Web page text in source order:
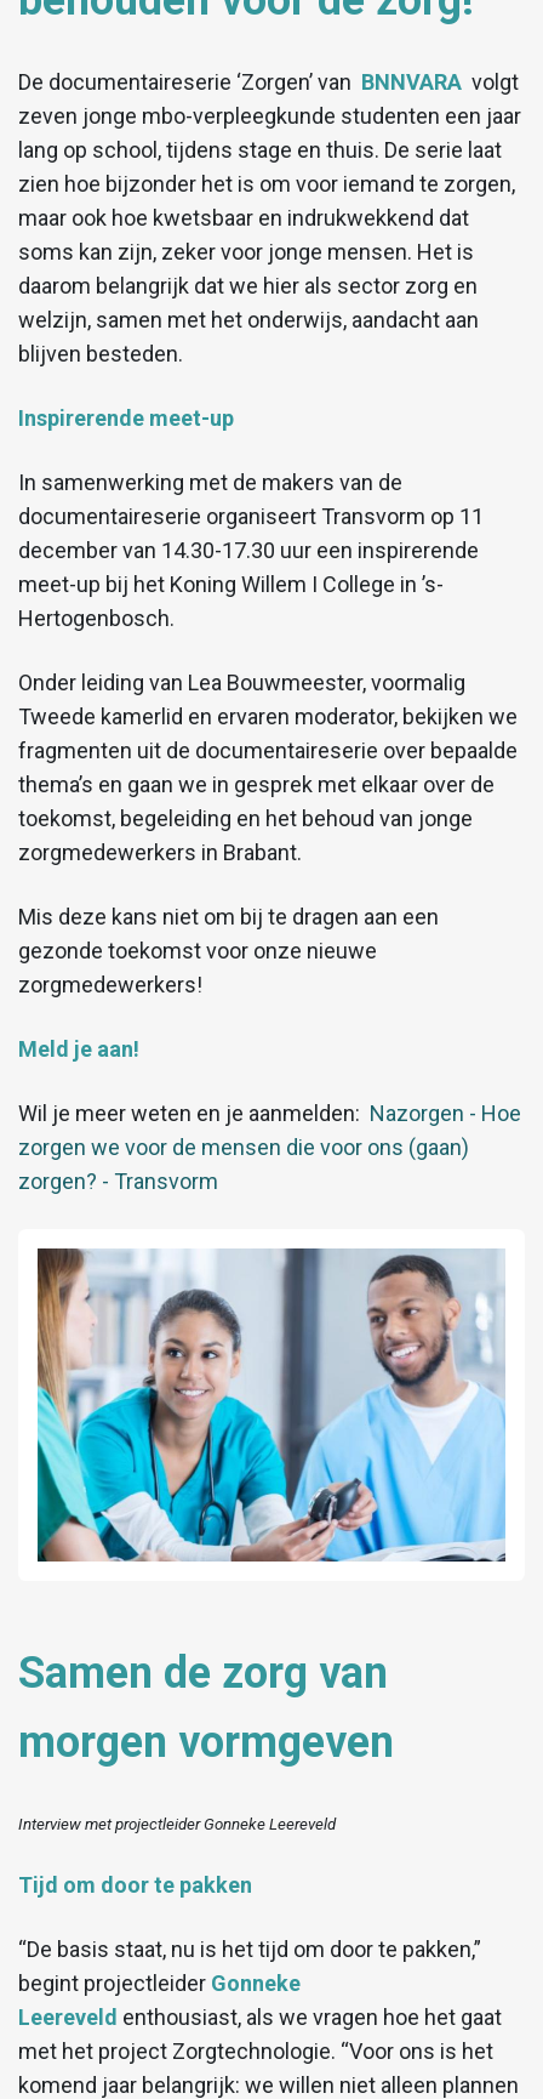
De documentaireserie ‘Zorgen’ van BNNVARA volgt
zeven jonge mbo-verpleegkunde studenten een jaar
lang op school, tijdens stage en thuis. De serie laat
zien hoe bijzonder het is om voor iemand te zorgen,
maar ook hoe kwetsbaar en indrukwekkend dat
soms kan zijn, zeker voor jonge mensen. Het is
daarom belangrijk dat we hier als sector zorg en
welzijn, samen met het onderwijs, aandacht aan
blijven besteden.
Inspirerende meet-up
In samenwerking met de makers van de
documentaireserie organiseert Transvorm op 11
december van 14.30-17.30 uur een inspirerende
meet-up bij het Koning Willem I College in ’s-
Hertogenbosch.
Onder leiding van Lea Bouwmeester, voormalig
Tweede kamerlid en ervaren moderator, bekijken we
fragmenten uit de documentaireserie over bepaalde
thema’s en gaan we in gesprek met elkaar over de
toekomst, begeleiding en het behoud van jonge
zorgmedewerkers in Brabant.
Mis deze kans niet om bij te dragen aan een
gezonde toekomst voor onze nieuwe
zorgmedewerkers!
Meld je aan!
Wil je meer weten en je aanmelden: Nazorgen - Hoe
zorgen we voor de mensen die voor ons (gaan)
zorgen? - Transvorm
Samen de zorg van
morgen vormgeven
Interview met projectleider Gonneke Leereveld
Tijd om door te pakken
“De basis staat, nu is het tijd om door te pakken,”
begint projectleider Gonneke
Leereveld enthousiast, als we vragen hoe het gaat
met het project Zorgtechnologie. “Voor ons is het
komend jaar belangrijk: we willen niet alleen plannen